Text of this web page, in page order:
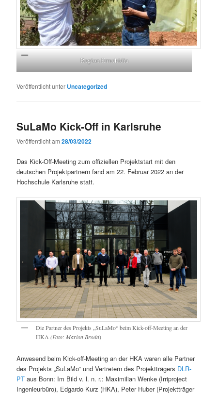
Region Errachidia
Veröffentlicht unter Uncategorized
SuLaMo Kick-Off in Karlsruhe
Veröffentlicht am28/03/2022
Das Kick-Off-Meeting zum offiziellen Projektstart mit den
deutschen Projektpartnern fand am 22. Februar 2022 an der
Hochschule Karlsruhe statt.
Die Partner des Projekts „SuLaMo“ beim Kick-off-Meeting an der
HKA(Foto: Marion Broda)
Anwesend beim Kick-off-Meeting an der HKA waren alle Partner
des Projekts „SuLaMo“ und Vertretern des Projektträgers DLR-
PT aus Bonn: Im Bild v. l. n. r.: Maximilian Wenke (Irriproject
Ingenieurbüro), Edgardo Kurz (HKA), Peter Huber (Projektträger